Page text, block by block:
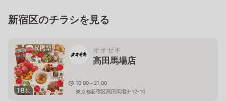
新宿区のチラシを見る
18枚
オオゼキ
高田馬場店
10:00～21:00
東京都新宿区高田馬場3-12-10